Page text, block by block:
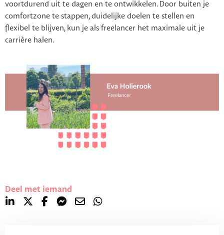
voortdurend uit te dagen en te ontwikkelen. Door buiten je
comfortzone te stappen, duidelijke doelen te stellen en
flexibel te blijven, kun je als freelancer het maximale uit je
carrière halen.
Deel met iemand